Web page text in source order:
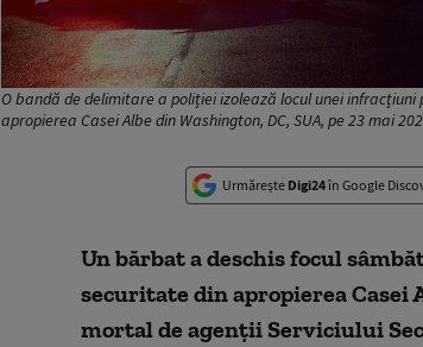
O bandă de delimitare a poliției izolează locul unei
apropierea Casei Albe din Washington, DC, SUA, pe 23 mai
Urmărește Digi24în Google
Un bărbat a deschis focul
securitate din apropierea Casei
mortal de agenţii Serviciului